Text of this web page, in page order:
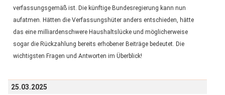
verfassungsgemäß ist. Die künftige Bundesregierung kann nun
aufatmen. Hätten die Verfassungshüter anders entschieden, hätte
das eine milliardenschwere Haushaltslücke und möglicherweise
sogar die Rückzahlung bereits erhobener Beiträge bedeutet. Die
wichtigsten Fragen und Antworten im Überblick!
25.03.2025